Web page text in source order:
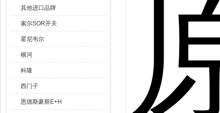
其他进口品牌
索尔SOR开关
霍尼韦尔
横河
科隆
西门子
恩德斯豪斯E+H